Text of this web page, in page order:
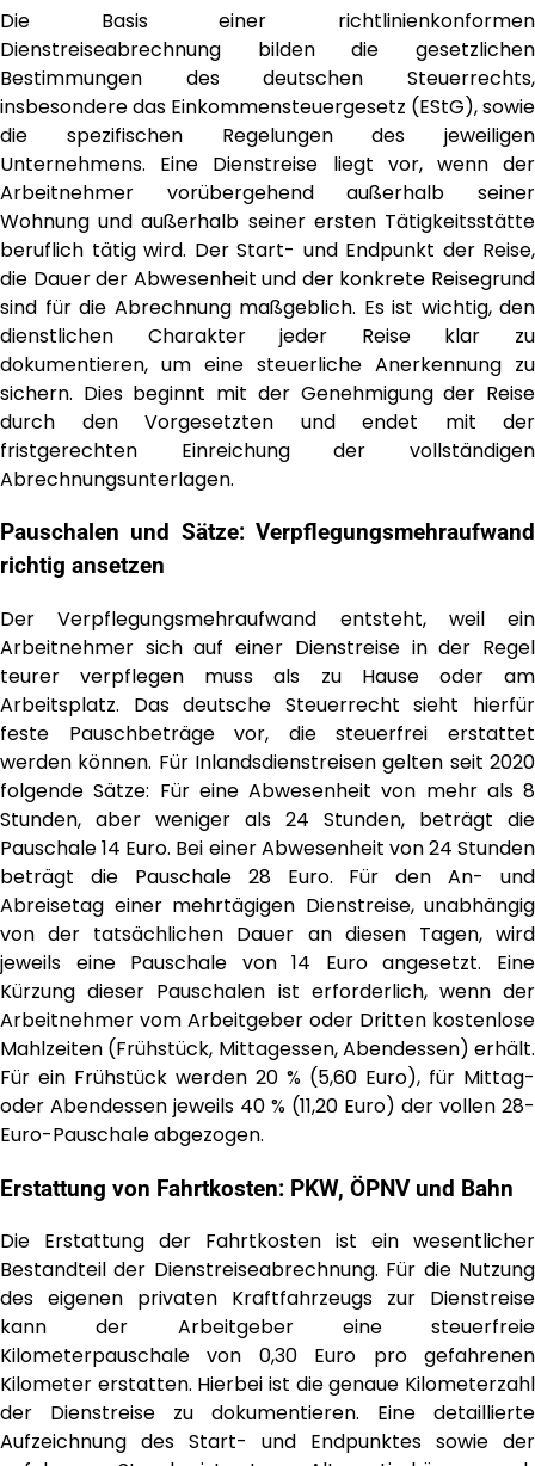
Die Basis einer richtlinienkonformen
Dienstreiseabrechnung bilden die gesetzlichen
Bestimmungen des deutschen Steuerrechts,
insbesondere das Einkommensteuergesetz (EStG), sowie
die spezifischen Regelungen des jeweiligen
Unternehmens. Eine Dienstreise liegt vor, wenn der
Arbeitnehmer vorübergehend außerhalb seiner
Wohnung und außerhalb seiner ersten Tätigkeitsstätte
beruflich tätig wird. Der Start- und Endpunkt der Reise,
die Dauer der Abwesenheit und der konkrete Reisegrund
sind für die Abrechnung maßgeblich. Es ist wichtig, den
dienstlichen Charakter jeder Reise klar zu
dokumentieren, um eine steuerliche Anerkennung zu
sichern. Dies beginnt mit der Genehmigung der Reise
durch den Vorgesetzten und endet mit der
fristgerechten Einreichung der vollständigen
Abrechnungsunterlagen.
Pauschalen und Sätze: Verpflegungsmehraufwand
richtig ansetzen
Der Verpflegungsmehraufwand entsteht, weil ein
Arbeitnehmer sich auf einer Dienstreise in der Regel
teurer verpflegen muss als zu Hause oder am
Arbeitsplatz. Das deutsche Steuerrecht sieht hierfür
feste Pauschbeträge vor, die steuerfrei erstattet
werden können. Für Inlandsdienstreisen gelten seit 2020
folgende Sätze: Für eine Abwesenheit von mehr als 8
Stunden, aber weniger als 24 Stunden, beträgt die
Pauschale 14 Euro. Bei einer Abwesenheit von 24 Stunden
beträgt die Pauschale 28 Euro. Für den An- und
Abreisetag einer mehrtägigen Dienstreise, unabhängig
von der tatsächlichen Dauer an diesen Tagen, wird
jeweils eine Pauschale von 14 Euro angesetzt. Eine
Kürzung dieser Pauschalen ist erforderlich, wenn der
Arbeitnehmer vom Arbeitgeber oder Dritten kostenlose
Mahlzeiten (Frühstück, Mittagessen, Abendessen) erhält.
Für ein Frühstück werden 20 % (5,60 Euro), für Mittag-
oder Abendessen jeweils 40 % (11,20 Euro) der vollen 28-
Euro-Pauschale abgezogen.
Erstattung von Fahrtkosten: PKW, ÖPNV und Bahn
Die Erstattung der Fahrtkosten ist ein wesentlicher
Bestandteil der Dienstreiseabrechnung. Für die Nutzung
des eigenen privaten Kraftfahrzeugs zur Dienstreise
kann der Arbeitgeber eine steuerfreie
Kilometerpauschale von 0,30 Euro pro gefahrenen
Kilometer erstatten. Hierbei ist die genaue Kilometerzahl
der Dienstreise zu dokumentieren. Eine detaillierte
Aufzeichnung des Start- und Endpunktes sowie der